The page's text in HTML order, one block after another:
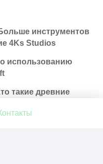
инструментов
4Ks Studios
использованию
такие древние